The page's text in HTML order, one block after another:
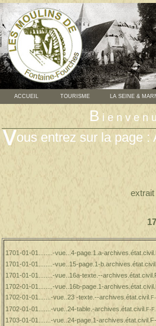
ACCUEIL TOURISME LA SEINE &
B
ous entrez sur la page
1701
1701-01-01........-vue...4-page.1.a-
1701-01-01........-vue..15-page.1-b.
1701-01-01........-vue..16a-texte.--
1702-01-01........-vue..16b-page.1-
1702-01-01
-vue.. 23 -texte.--archives.état.civil
1702-01-01.......-vue..24-table.-archives.état.civil. F-
1703-01-01.......-vue..24-page.1-